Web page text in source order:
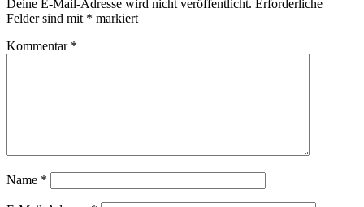
Deine E-Mail-Adresse wird nicht veröffentlicht. Erforderliche
Felder sind mit * markiert
Kommentar *
Name *